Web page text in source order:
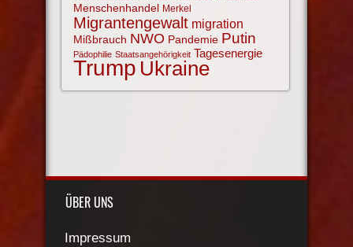
Menschenhandel Merkel
Migrantengewalt migration
Mißbrauch NWO Pandemie Putin
Pädophilie Staatsangehörigkeit Tagesenergie
Trump Ukraine
ÜBER UNS
Impressum